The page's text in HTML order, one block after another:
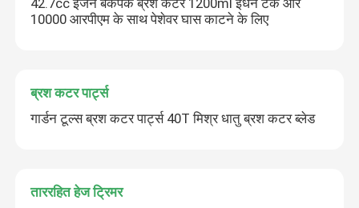
42.7cc इंजन बैकपैक ब्रश कटर 1200ml ईंधन टैंक और
10000 आरपीएम के साथ पेशेवर घास काटने के लिए
ब्रश कटर पार्ट्स
गार्डन टूल्स ब्रश कटर पार्ट्स 40T मिश्र धातु ब्रश कटर ब्लेड
ताररहित हेज ट्रिमर